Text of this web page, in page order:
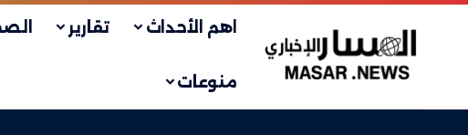
اهم الأحداث تقارير
منوعات